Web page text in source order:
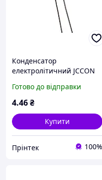
Конденсатор
електролітичний JCCON
LowESR 105°C
Готово до відправки
4.46₴
Купити
Прінтек 100%